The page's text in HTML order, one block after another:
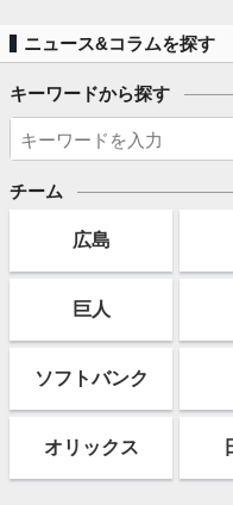
ニュース&コラムを探す
キーワードから探す
チーム
広島
巨人
ソフトバンク
オリックス